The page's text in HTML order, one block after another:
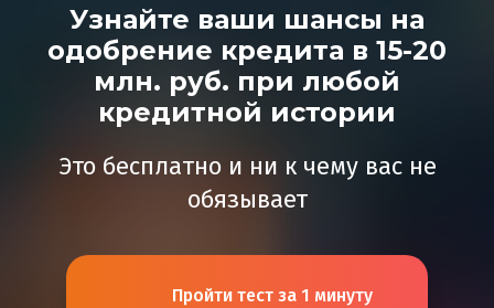
Узнайте ваши шансы на
одобрение кредита в 15-20
млн. руб. при любой
кредитной истории
Это бесплатно и ни к чему вас не
обязывает
Пройти тест за 1 минуту